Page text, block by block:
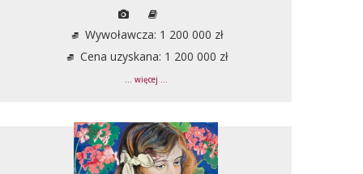
Wywoławcza: 1 200 000 zł
Cena uzyskana: 1 200 000 zł
... więcej ...